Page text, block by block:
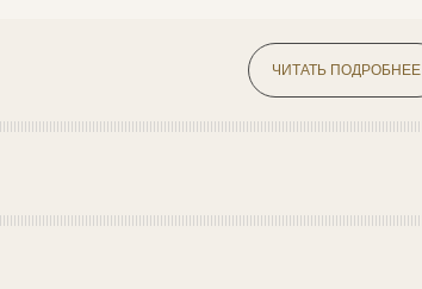
ЧИТАТЬ ПОДРОБНЕЕ